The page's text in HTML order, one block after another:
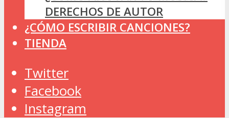
DERECHOS DE AUTOR
¿CÓMO ESCRIBIR CANCIONES?
TIENDA
Twitter
Facebook
Instagram